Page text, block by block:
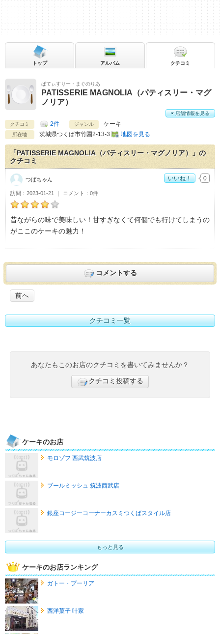
ぱてぃすりー・まぐのりあ
PATISSERIE MAGNOLIA（パティスリー・マグ
ノリア）
クチコミ 2件 ジャンル ケーキ
所在地 茨城県つくば市竹園2-13-3 地図を見る
店舗情報を見る
トップ アルバム クチコミ
「PATISSERIE MAGNOLIA（パティスリー・マグノリア）」の
クチコミ
つばちゃんのPATISSERIE MAGNOLIA（パティスリー・マグノ
リア）おすすめ度：4
昔ながらの味で美味しい！甘すぎなくて何個でも行けてしまうの
がここのケーキの魅力！
訪問 2023-01-21 コメント 0件
つばちゃん いいね！ 0
コメントする
前へ
クチコミ一覧
あなたもこのお店のクチコミを書いてみませんか？
クチコミ投稿する
ケーキのお店
モロゾフ 西武筑波店
ブールミッシュ 筑波西武店
銀座コージーコーナーカスミつくばスタイル店
もっと見る
ケーキのお店ランキング
ガトー・プーリア
西洋菓子 叶家